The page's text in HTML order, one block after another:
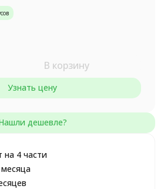
В корзину
Узнать цену
на 4 части